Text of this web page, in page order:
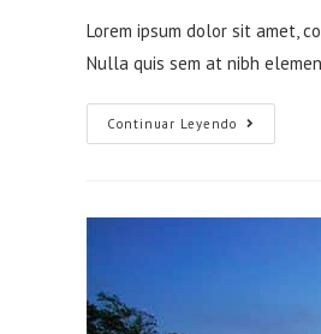
la
entrada:
la
Lorem ipsum dolor sit amet,
Nulla quis sem at nibh
Continuar Leyendo
magna